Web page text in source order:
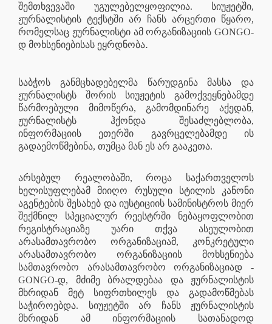
შემთხვევაში უგულებელყოფილია. სიუჟეტში,
ჟურნალისტის ტექსტში არ ჩანს არცერთი წყარო,
რომელსაც ჟურნალისტი ამ ორგანიზაციის GONGO-
დ მოხსენიებისას ეყრდნობა.
საბჭოს განმცხადებელმა წარუდგინა მასსა და
ჟურნალისტს შორის სიუჟეტის გამოქვეყნებამდე
წარმოებული მიმოწერა, გამომდინარე აქედან,
ჟურნალისტს ჰქონდა შესაძლებლობა,
ინფორმაციის ეთერში გავრცელებამდე ის
გადაემოწმებინა, თუმცა მან ეს არ გააკეთა.
არსებულ რეალობაში, როცა საქართველოს
ხელისუფლებამ მიიღო რუსული სტილის კანონი
აგენტების შესახებ და იუსტიციის სამინისტროს მიერ
შექმნილ სპეციალურ რეესტრში ნებაყოფლობით
რეგისტრაციაზე უარი თქვა ასეულობით
არასამთავრობო ორგანიზაციამ, კონკრეტული
არასამთავრობო ორგანიზაციის მოხსენიება
სამთავრობო არასამთავრობო ორგანიზაციად -
GONGO-დ, მძიმე ბრალდებაა და ჟურნალისტის
მხრიდან მეტ სიფრთხილეს და გადამოწმებას
საჭიროებდა. სიუჟეტში არ ჩანს ჟურნალისტის
მხრიდან ამ ინფორმაციის სათანადოდ